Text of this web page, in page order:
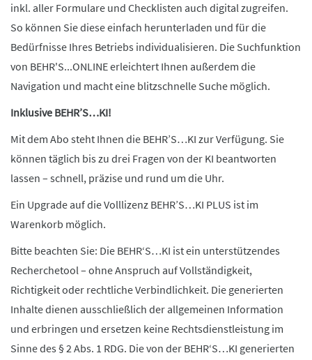
inkl. aller Formulare und Checklisten auch digital zugreifen.
So können Sie diese einfach herunterladen und für die
Bedürfnisse Ihres Betriebs individualisieren. Die Suchfunktion
von BEHR'S...ONLINE erleichtert Ihnen außerdem die
Navigation und macht eine blitzschnelle Suche möglich.
Inklusive BEHR’S…KI!
Mit dem Abo steht Ihnen die BEHR’S…KI zur Verfügung. Sie
können täglich bis zu drei Fragen von der KI beantworten
lassen – schnell, präzise und rund um die Uhr.
Ein Upgrade auf die Volllizenz BEHR’S…KI PLUS ist im
Warenkorb möglich.
Bitte beachten Sie: Die BEHR‘S…KI ist ein unterstützendes
Recherchetool – ohne Anspruch auf Vollständigkeit,
Richtigkeit oder rechtliche Verbindlichkeit. Die generierten
Inhalte dienen ausschließlich der allgemeinen Information
und erbringen und ersetzen keine Rechtsdienstleistung im
Sinne des § 2 Abs. 1 RDG. Die von der BEHR‘S…KI generierten